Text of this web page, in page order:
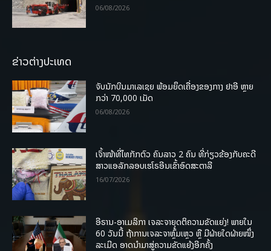
06/08/2026
ຂ່າວຕ່າງປະເທດ
ຈັບນັກບິນມາເລເຊຍ ພ້ອມຍຶດເຄື່ອງຂອງກາງ ຢາອີ ຫຼາຍ
ກວ່າ 70,000 ເມັດ
06/08/2026
ເຈົ້າໜ້າທີ່ໄທກັກຕົວ ຄົນລາວ 2 ຄົນ ທີ່ກ່ຽວຂ້ອງກັບຄະດີ
ສາວແອລັກລອບເຮໂຣອີນເຂົ້າອົດສະຕາລີ
16/07/2026
ອີຣານ-ອາເມລິກາ ເຈລະຈາຍຸດຕິຄວາມຂັດແຍ່ງ! ພາຍໃນ
60 ວັນນີ້ ຖ້າການເຈລະຈາຫຼົ້ມເຫຼວ ຫຼື ມີຝ່າຍໃດຝ່າຍໜຶ່ງ
ລະເມີດ ອາດນໍາມາສູ່ຄວາມຂັດແຍ້ງອີກຄັ້ງ